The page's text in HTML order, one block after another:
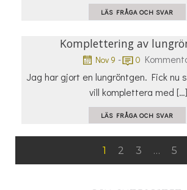
LÄS FRÅGA OCH SVAR
Komplettering av
Nov 9 - 0
Jag har gjort en lungröntgen. Fick nu
vill komplettera med […]
LÄS FRÅGA OCH SVAR
Posts
Page
1 Page
2 Page
3 … 5